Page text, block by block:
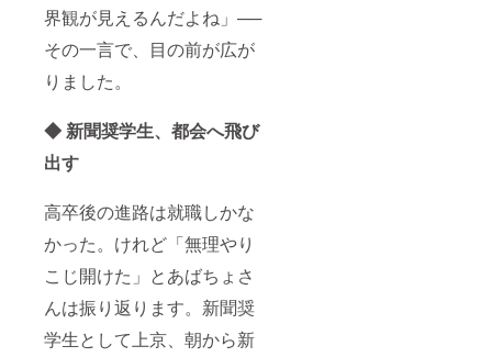
界観が見えるんだよね」──
その一言で、目の前が広が
りました。
◆ 新聞奨学生、都会へ飛び
出す
高卒後の進路は就職しかな
かった。けれど「無理やり
こじ開けた」とあばちょさ
んは振り返ります。新聞奨
学生として上京、朝から新